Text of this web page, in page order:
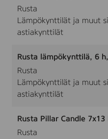
Rusta
Lämpökynttilät ja muut
astiakynttilät
Rusta lämpökynttilä, 6
Rusta
Lämpökynttilät ja muut
astiakynttilät
Rusta Pillar Candle
Rusta